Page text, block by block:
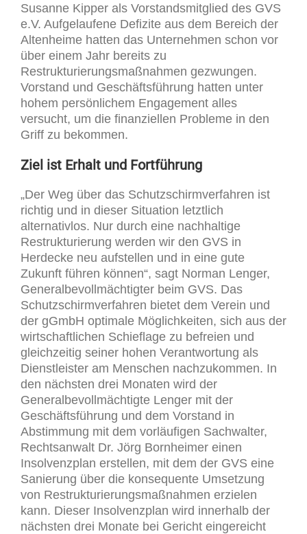
Susanne Kipper als Vorstandsmitglied des GVS
e.V. Aufgelaufene Defizite aus dem Bereich der
Altenheime hatten das Unternehmen schon vor
über einem Jahr bereits zu
Restrukturierungsmaßnahmen gezwungen.
Vorstand und Geschäftsführung hatten unter
hohem persönlichem Engagement alles
versucht, um die finanziellen Probleme in den
Griff zu bekommen.
Ziel ist Erhalt und Fortführung
„Der Weg über das Schutzschirmverfahren ist
richtig und in dieser Situation letztlich
alternativlos. Nur durch eine nachhaltige
Restrukturierung werden wir den GVS in
Herdecke neu aufstellen und in eine gute
Zukunft führen können“, sagt Norman Lenger,
Generalbevollmächtigter beim GVS. Das
Schutzschirmverfahren bietet dem Verein und
der gGmbH optimale Möglichkeiten, sich aus der
wirtschaftlichen Schieflage zu befreien und
gleichzeitig seiner hohen Verantwortung als
Dienstleister am Menschen nachzukommen. In
den nächsten drei Monaten wird der
Generalbevollmächtigte Lenger mit der
Geschäftsführung und dem Vorstand in
Abstimmung mit dem vorläufigen Sachwalter,
Rechtsanwalt Dr. Jörg Bornheimer einen
Insolvenzplan erstellen, mit dem der GVS eine
Sanierung über die konsequente Umsetzung
von Restrukturierungsmaßnahmen erzielen
kann. Dieser Insolvenzplan wird innerhalb der
nächsten drei Monate bei Gericht eingereicht